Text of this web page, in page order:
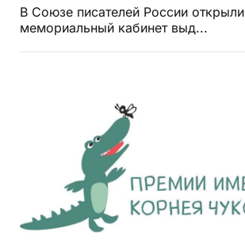
В Союзе писателей России открыли
мемориальный кабинет выд...